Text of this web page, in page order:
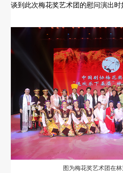
谈到此次梅花奖艺术团的慰问演出时
图为梅花奖艺术团在